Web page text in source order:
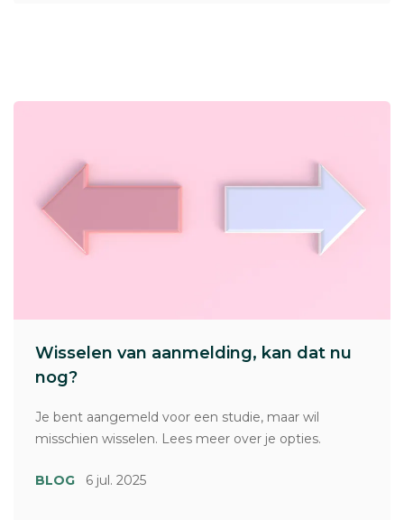
Wisselen van aanmelding, kan dat nu
nog?
Je bent aangemeld voor een studie, maar wil
misschien wisselen. Lees meer over je opties.
BLOG 6 jul. 2025